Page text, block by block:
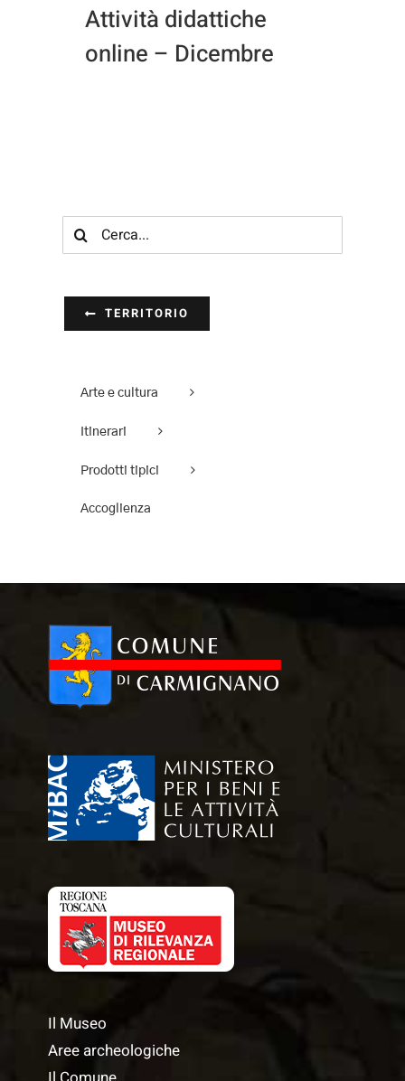
Attività didattiche
online – Dicembre
Cerca
per:
TERRITORIO
Arte e cultura
Itinerari
Prodotti tipici
Accoglienza
Il Museo
Aree archeologiche